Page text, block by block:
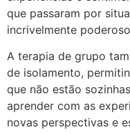
que passaram por
incrivelmente
A terapia de grupo
de isolamento,
que não estão
aprender com as
novas perspectivas e